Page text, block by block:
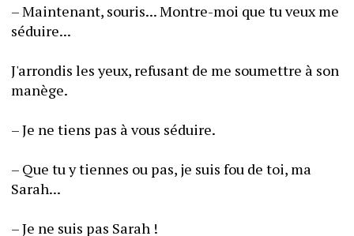
– Maintenant, souris... Montre-moi que tu veux me
séduire...
J'arrondis les yeux, refusant de me soumettre à son
manège.
– Je ne tiens pas à vous séduire.
– Que tu y tiennes ou pas, je suis fou de toi, ma
Sarah...
– Je ne suis pas Sarah !